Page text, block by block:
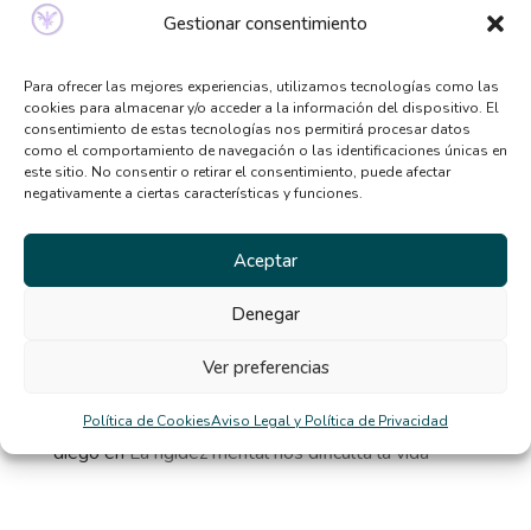
Gestionar consentimiento
Para ofrecer las mejores experiencias, utilizamos tecnologías como las
cookies para almacenar y/o acceder a la información del dispositivo. El
consentimiento de estas tecnologías nos permitirá procesar datos
como el comportamiento de navegación o las identificaciones únicas en
este sitio. No consentir o retirar el consentimiento, puede afectar
negativamente a ciertas características y funciones.
Aceptar
Denegar
Ver preferencias
Política de CookiesAviso Legal y Política de Privacidad
Señales de que necesitas ayuda psicológica y no lo
Qué tipo de terapia psicológica necesito según mis
síntomas
Beneficios de la terapia desde casa: por qué cada
vez más personas la eligen
El TCA y la distorsión de la imagen corporal en
Comentarios
recientes
diegoenLa rigidez mental nos dificulta la vida